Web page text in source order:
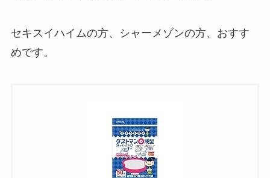
セキスイハイムの方、シャーメゾンの方、おすす
めです。